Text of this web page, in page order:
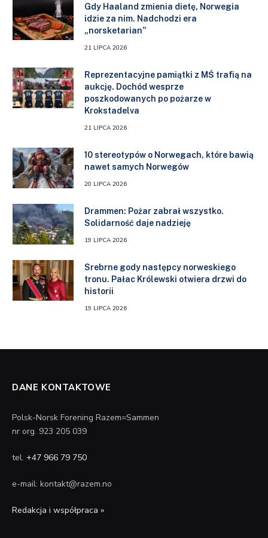
Gdy Haaland zmienia dietę, Norwegia
idzie za nim. Nadchodzi era
„norsketarian”
21 LIPCA 2026
Reprezentacyjne pamiątki z MŚ trafią na
aukcję. Dochód wesprze
poszkodowanych po pożarze w
Krokstadelva
21 LIPCA 2026
10 stereotypów o Norwegach, które bawią
nawet samych Norwegów
20 LIPCA 2026
Drammen: Pożar zabrał wszystko.
Solidarność daje nadzieję
19 LIPCA 2026
Srebrne gody następcy norweskiego
tronu. Pałac Królewski otwiera drzwi do
historii
19 LIPCA 2026
DANE KONTAKTOWE
Polsk-Norsk Forening Razem=Sammen
nr org. 923 205 039
tel. +47 966 79 750
e-mail: kontakt@razem.no
Redakcja i współpraca »